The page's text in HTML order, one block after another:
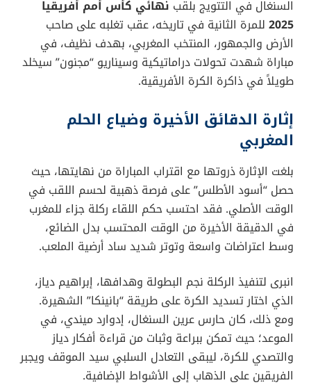
الرباط –في ليلة كروية حبست الأنفاس، نجح منتخب
السنغال في التتويج بلقب نهائي كأس أمم أفريقيا
2025للمرة الثانية في تاريخه، عقب تغلبه على صاحب
الأرض والجمهور، المنتخب المغربي، بهدف نظيف، في
مباراة شهدت تحولات دراماتيكية وسيناريو “مجنون” سيخلد